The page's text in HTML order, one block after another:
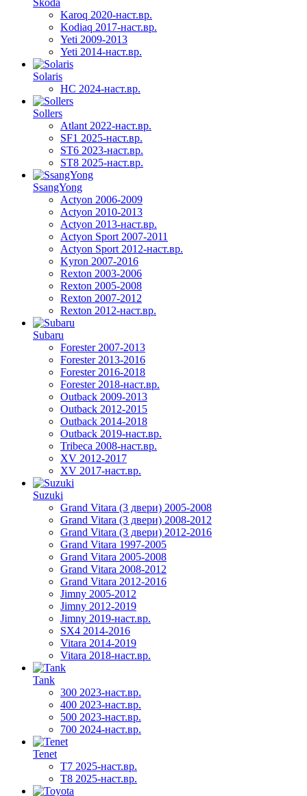
Karoq 2020-наст.вр.
Kodiaq 2017-наст.вр.
Yeti 2009-2013
Yeti 2014-наст.вр.
Solaris
HC 2024-наст.вр.
Sollers
Atlant 2022-наст.вр.
SF1 2025-наст.вр.
ST6 2023-наст.вр.
ST8 2025-наст.вр.
SsangYong
Actyon 2006-2009
Actyon 2010-2013
Actyon 2013-наст.вр.
Actyon Sport 2007-2011
Actyon Sport 2012-наст.вр.
Kyron 2007-2016
Rexton 2003-2006
Rexton 2005-2008
Rexton 2007-2012
Rexton 2012-наст.вр.
Subaru
Forester 2007-2013
Forester 2013-2016
Forester 2016-2018
Forester 2018-наст.вр.
Outback 2009-2013
Outback 2012-2015
Outback 2014-2018
Outback 2019-наст.вр.
Tribeca 2008-наст.вр.
XV 2012-2017
XV 2017-наст.вр.
Suzuki
Grand Vitara (3 двери) 2005-2008
Grand Vitara (3 двери) 2008-2012
Grand Vitara (3 двери) 2012-2016
Grand Vitara 1997-2005
Grand Vitara 2005-2008
Grand Vitara 2008-2012
Grand Vitara 2012-2016
Jimny 2005-2012
Jimny 2012-2019
Jimny 2019-наст.вр.
SX4 2014-2016
Vitara 2014-2019
Vitara 2018-наст.вр.
Tank
300 2023-наст.вр.
400 2023-наст.вр.
500 2023-наст.вр.
700 2024-наст.вр.
Tenet
T7 2025-наст.вр.
T8 2025-наст.вр.